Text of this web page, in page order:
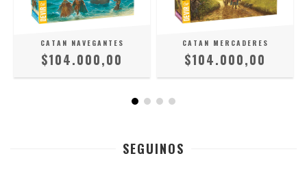
CATAN NAVEGANTES
$104.000,00
CATAN MERCADERES
$104.000,00
SEGUINOS